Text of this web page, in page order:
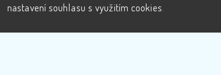
nastavení souhlasu s využitím cookies.